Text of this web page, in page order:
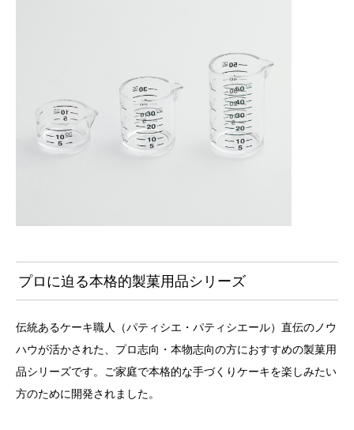
プロに迫る本格的製菓用品シリーズ
伝統あるケーキ職人（パティシエ・パティシエール）直伝のノウ
ハウが活かされた、プロ志向・本物志向の方におすすめの製菓用
品シリーズです。ご家庭で本格的な手づくりケーキを楽しみたい
方のために開発されました。